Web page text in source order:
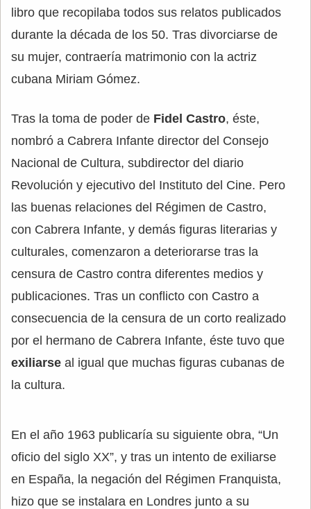
libro que recopilaba todos sus relatos publicados
durante la década de los 50. Tras divorciarse de
su mujer, contraería matrimonio con la actriz
cubana Miriam Gómez.
Tras la toma de poder de Fidel Castro, éste,
nombró a Cabrera Infante director del Consejo
Nacional de Cultura, subdirector del diario
Revolución y ejecutivo del Instituto del Cine. Pero
las buenas relaciones del Régimen de Castro,
con Cabrera Infante, y demás figuras literarias y
culturales, comenzaron a deteriorarse tras la
censura de Castro contra diferentes medios y
publicaciones. Tras un conflicto con Castro a
consecuencia de la censura de un corto realizado
por el hermano de Cabrera Infante, éste tuvo que
exiliarse al igual que muchas figuras cubanas de
la cultura.
En el año 1963 publicaría su siguiente obra, “Un
oficio del siglo XX”, y tras un intento de exiliarse
en España, la negación del Régimen Franquista,
hizo que se instalara en Londres junto a su